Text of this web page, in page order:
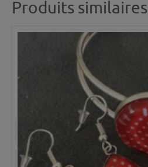
Produits similaires